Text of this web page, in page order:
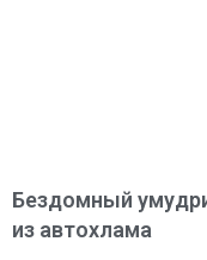
Бездомный
из автохлама